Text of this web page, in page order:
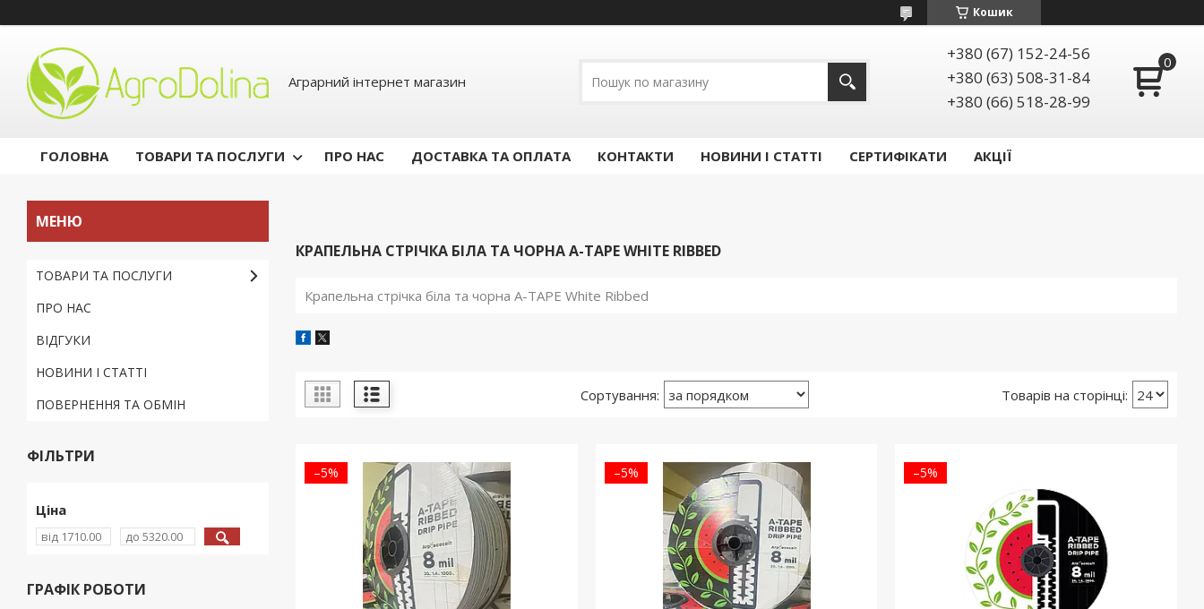
Кошик
Аграрний інтернет магазин
+380 (67) 152-24-56
+380 (63) 508-31-84
+380 (66) 518-28-99
ГОЛОВНА ТОВАРИ ТА ПОСЛУГИ ПРО НАС ДОСТАВКА ТА ОПЛАТА КОНТАКТИ НОВИНИ І СТАТТІ СЕРТИФІКАТИ АКЦІЇ
КРАПЕЛЬНА СТРІЧКА БІЛА ТА ЧОРНА A-TAPE WHITE RIBBED
Крапельна стрічка біла та чорна A-TAPE White Ribbed
–5% –5% –5%
ТОВАРИ ТА ПОСЛУГИ
ПРО НАС
ВІДГУКИ
НОВИНИ І СТАТТІ
ПОВЕРНЕННЯ ТА ОБМІН
ФІЛЬТРИ
Ціна
ГРАФІК РОБОТИ